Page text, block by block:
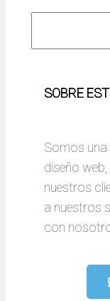
SOBRE
Somos una
diseño
nuestros
a nuestros
con